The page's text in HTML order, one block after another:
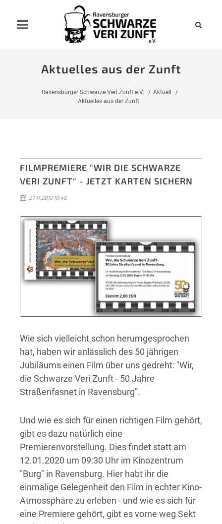
Aktuelles aus der Zunft
Ravensburger Schwarze Veri Zunft e.V.
Aktuell
Aktuelles aus der Zunft
FILMPREMIERE "WIR DIE SCHWARZE
VERI ZUNFT" - JETZT KARTEN SICHERN
27.11.2019 19:48
Wie sich vielleicht schon herumgesprochen
hat, haben wir anlässlich des 50 jährigen
Jubiläums einen Film über uns gedreht: "Wir,
die Schwarze Veri Zunft - 50 Jahre
Straßenfasnet in Ravensburg".
Und wie es sich für einen richtigen Film gehört,
gibt es dazu natürlich eine
Premierenvorstellung. Dies findet statt am
12.01.2020 um 09:30 Uhr im Kinozentrum
"Burg" in Ravensburg. Hier habt ihr die
einmalige Gelegenheit den Film in echter Kino-
Atmossphäre zu erleben - und wie es sich für
eine Premiere gehört, gibt es vorne weg Sekt